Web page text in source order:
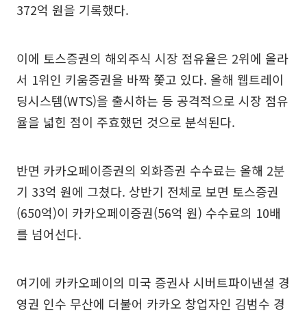
372억 원을 기록했다.
이에 토스증권의 해외주식 시장 점유율은 2위에 올라
서 1위인 키움증권을 바짝 쫓고 있다. 올해 웹트레이
딩시스템(WTS)을 출시하는 등 공격적으로 시장 점유
율을 넓힌 점이 주효했던 것으로 분석된다.
반면 카카오페이증권의 외화증권 수수료는 올해 2분
기 33억 원에 그쳤다. 상반기 전체로 보면 토스증권
(650억)이 카카오페이증권(56억 원) 수수료의 10배
를 넘어선다.
여기에 카카오페이의 미국 증권사 시버트파이낸셜 경
영권 인수 무산에 더불어 카카오 창업자인 김범수 경